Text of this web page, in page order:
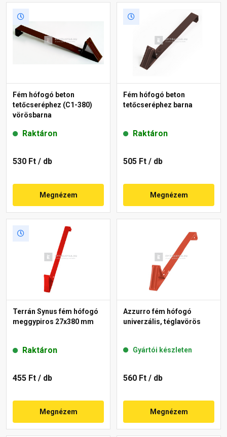
Fém hófogó beton
tetőcseréphez (C1-380)
vörösbarna
Raktáron
530 Ft / db
Megnézem
Fém hófogó beton
tetőcseréphez barna
Raktáron
505 Ft / db
Megnézem
Terrán Synus fém hófogó
meggypiros 27x380 mm
Raktáron
455 Ft / db
Megnézem
Azzurro fém hófogó
univerzális, téglavörös
Gyártói készleten
560 Ft / db
Megnézem